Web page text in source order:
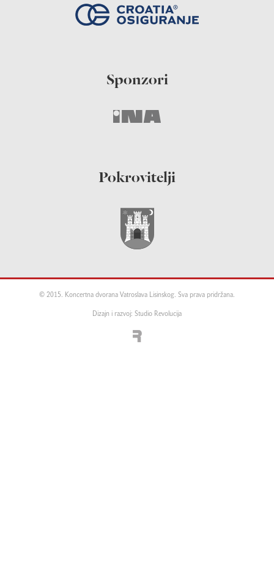
Sponzori
Pokrovitelji
© 2015. Koncertna dvorana Vatroslava Lisinskog. Sva prava pridržana.
Dizajn i razvoj: Studio Revolucija